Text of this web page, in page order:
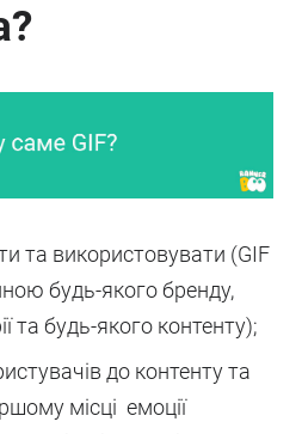
та використовувати (GIF
будь-якого бренду,
та будь-якого контенту);
до контенту та
місці емоції